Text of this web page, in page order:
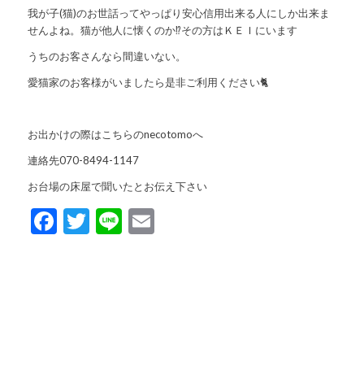
我が子(猫)のお世話ってやっぱり安心信用出来る人にしか出来ま
せんよね。猫が他人に懐くのか⁉️その方はＫＥＩにいます
うちのお客さんなら間違いない。
愛猫家のお客様がいましたら是非ご利用ください🐈
お出かけの際はこちらのnecotomoへ
連絡先070-8494-1147
お台場の床屋で聞いたとお伝え下さい
Facebook
Twitter
LineEmail